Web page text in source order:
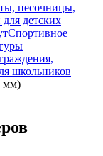
песочницы,
детских
Спортивное
школьников
мм)